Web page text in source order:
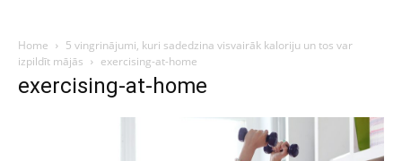
Home
5 vingrinājumi, kuri sadedzina visvairāk kaloriju un tos var
izpildīt mājās
exercising-at-home
exercising-at-home